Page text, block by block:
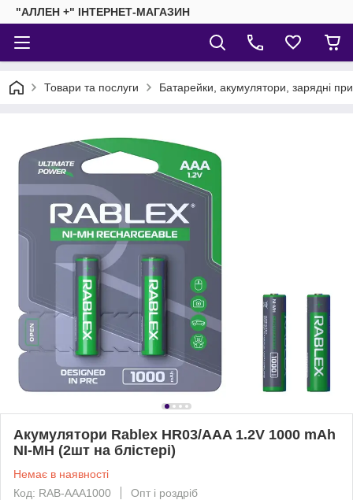
"АЛЛЕН +" ІНТЕРНЕТ-МАГАЗИН
Товари та послуги Батарейки, акумулятори, зарядні
Акумулятори Rablex HR03/AAA 1.2V 1000 mAh
NI-MH (2шт на блістері)
Немає в наявності
Код: RAB-AAA1000
Опт і роздріб